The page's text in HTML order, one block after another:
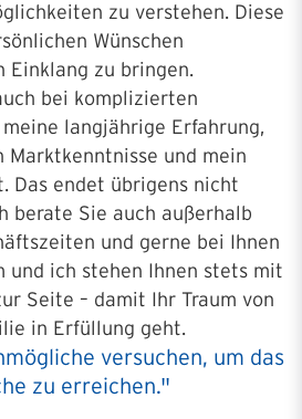
zu verstehen. Diese
Wünschen
Einklang zu bringen.
bei komplizierten
langjährige Erfahrung,
Marktkenntnisse und mein
Das endet übrigens nicht
berate Sie auch außerhalb
und gerne bei Ihnen
und ich stehen Ihnen stets mit
Seite – damit Ihr Traum von
in Erfüllung geht.
versuchen, um das
zu erreichen."